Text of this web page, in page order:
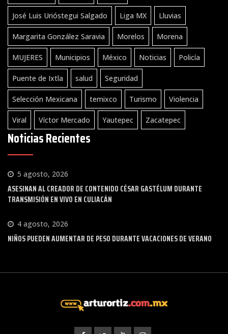
José Luis Urióstegui Salgado Liga MX Lluvias
Margarita González Saravia Morelos Morena
MUJERES Municipios México Noticias Policía
Puente de Ixtla salud Seguridad
Selección Mexicana temixco Turismo Violencia
Viral Víctor Mercado Yautepec Zacatepec
Noticias Recientes
5 agosto, 2026
ASESINAN AL CREADOR DE CONTENIDO CÉSAR GASTÉLUM DURANTE
TRANSMISIÓN EN VIVO EN CULIACÁN
4 agosto, 2026
NIÑOS PUEDEN AUMENTAR DE PESO DURANTE VACACIONES DE VERANO